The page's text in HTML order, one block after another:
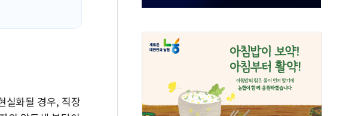
실화될 경우, 직장